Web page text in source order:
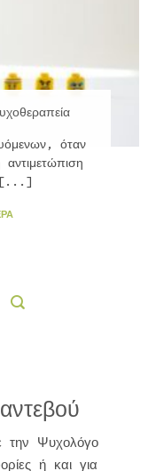
όταν
[...]
την Ψυχολόγο
ή και για